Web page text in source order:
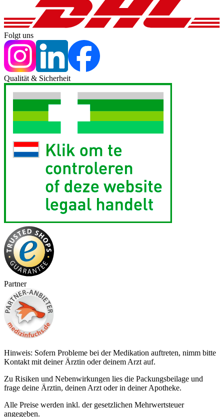
Folgt uns
Qualität & Sicherheit
Partner
Hinweis: Sofern Probleme bei der Medikation auftreten, nimm bitte
Kontakt mit deiner Ärztin oder deinem Arzt auf.
Zu Risiken und Nebenwirkungen lies die Packungsbeilage und
frage deine Ärztin, deinen Arzt oder in deiner Apotheke.
Alle Preise werden inkl. der gesetzlichen Mehrwertsteuer
angegeben.